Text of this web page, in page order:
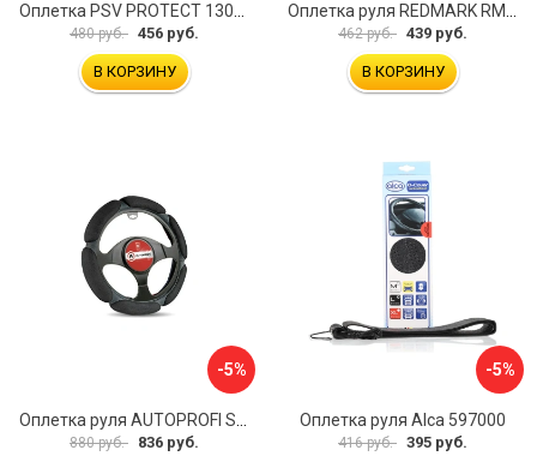
Оплетка PSV PROTECT 130503
480 руб. 456 руб.
В КОРЗИНУ
Оплетка руля REDMARK RM78002
462 руб. 439 руб.
В КОРЗИНУ
-5%
880 руб. 836 руб.
-5%
Оплетка руля Alca 597000
416 руб. 395 руб.